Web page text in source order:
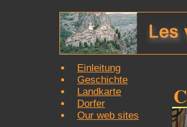
Einleitung
Geschichte
Landkarte
Dorfer
Our web sites
C